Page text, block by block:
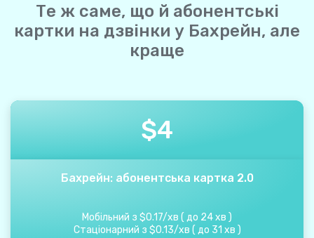
Те ж саме, що й абонентські
картки на дзвінки у Бахрейн, але
краще
$4
Бахрейн: абонентська картка 2.0
Мобільний з $0.17/хв ( до 24хв )
Стаціонарний з $0.13/хв ( до 31 хв )